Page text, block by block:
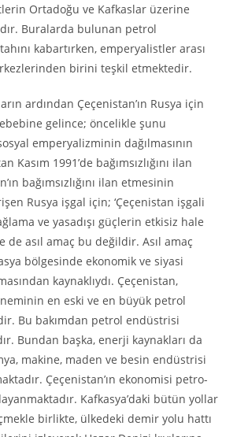
Ortadoğu ve Kafkaslar üzerine
Buralarda bulunan petrol
kabartırken, emperyalistler arası
birini teşkil etmektedir.
ardından Çeçenistan’ın Rusya için
gelince; öncelikle şunu
emperyalizminin dağılmasının
Kasım 1991’de bağımsızlığını ilan
bağımsızlığını ilan etmesinin
Rusya işgal için; ‘Çeçenistan işgali
ve yasadışı güçlerin etkisiz hale
de asıl amaç bu değildir. Asıl amaç
bölgesinde ekonomik ve siyasi
kaynaklıydı. Çeçenistan,
en eski ve en büyük petrol
Bu bakımdan petrol endüstrisi
Bundan başka, enerji kaynakları da
makine, maden ve besin endüstrisi
Çeçenistan’ın ekonomisi petro-
Kafkasya’daki bütün yollar
birlikte, ülkedeki demir yolu hattı